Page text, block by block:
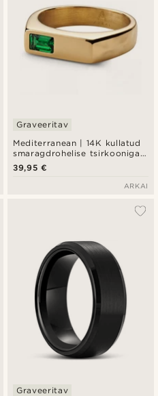
Mediterranean | 14K kullatud
smaragdrohelise tsirkooniga
pitsat-sõrmus
Graveeritav
39,95 €
ARKAI
Graveeritav